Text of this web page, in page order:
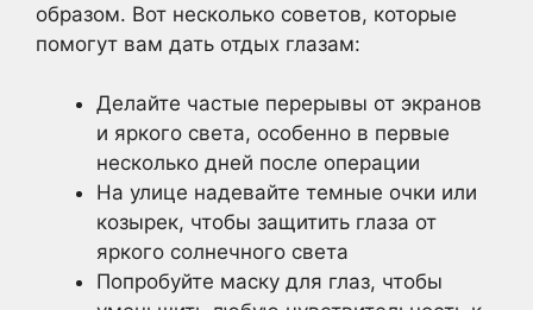
образом. Вот несколько советов, которые
помогут вам дать отдых глазам:
Делайте частые перерывы от экранов
и яркого света, особенно в первые
несколько дней после операции
На улице надевайте темные очки или
козырек, чтобы защитить глаза от
яркого солнечного света
Попробуйте маску для глаз, чтобы